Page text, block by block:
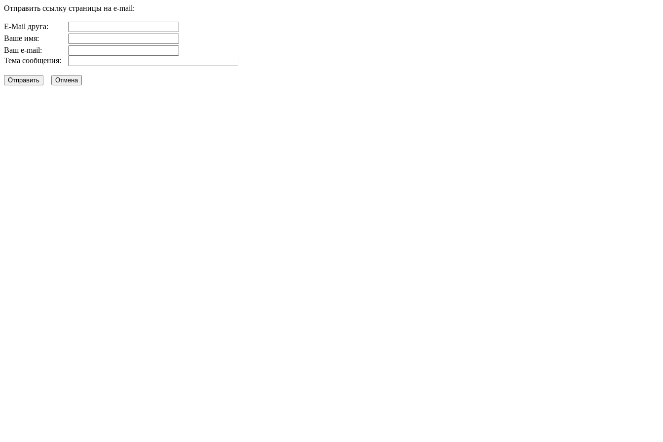
Отправить ссылку страницы на e-mail:
E-Mail друга:
Ваше имя:
Ваш e-mail:
Тема сообщения: